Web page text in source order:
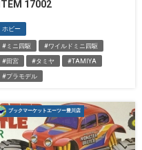
ITEM 17002
ホビー
#ミニ四駆 #ワイルドミニ四駆
#田宮 #タミヤ #TAMIYA
#プラモデル
ブックマーケットエーツー豊川店